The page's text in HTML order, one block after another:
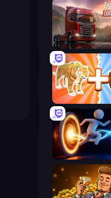
Animal DNA Run
Portal Escape